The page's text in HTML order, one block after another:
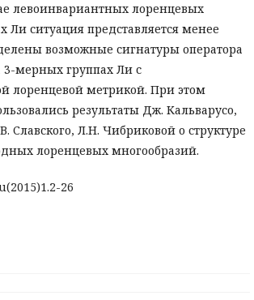
левоинвариантных лоренцевых
Ли ситуация представляется менее
возможные сигнатуры оператора
3-мерных группах Ли с
лоренцевой метрикой. При этом
результаты Дж. Кальварусо,
Славского, Л.Н. Чибриковой о структуре
лоренцевых многообразий.
26